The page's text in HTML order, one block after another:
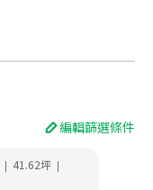
編輯篩選條件
| 41.62坪 |